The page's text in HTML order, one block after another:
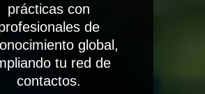
prácticas con
de
global,
tu red de
contactos.